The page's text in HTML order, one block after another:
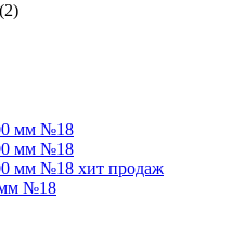
хит продаж
мм №18